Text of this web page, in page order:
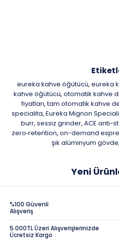
eureka kahve öğütücü, eureka
kahve öğütücü, otomatik kahve
fiyatları, tam otomatik kahve
specialita, Eureka Mignon
burr, sessiz grinder, ACE anti-
zero‑retention, on-demand
şık alüminyum gövde,
Yeni
%100 Güvenli
Alışveriş
5.000TL Üzeri Alışverişlerinizde
Ücretsiz Kargo